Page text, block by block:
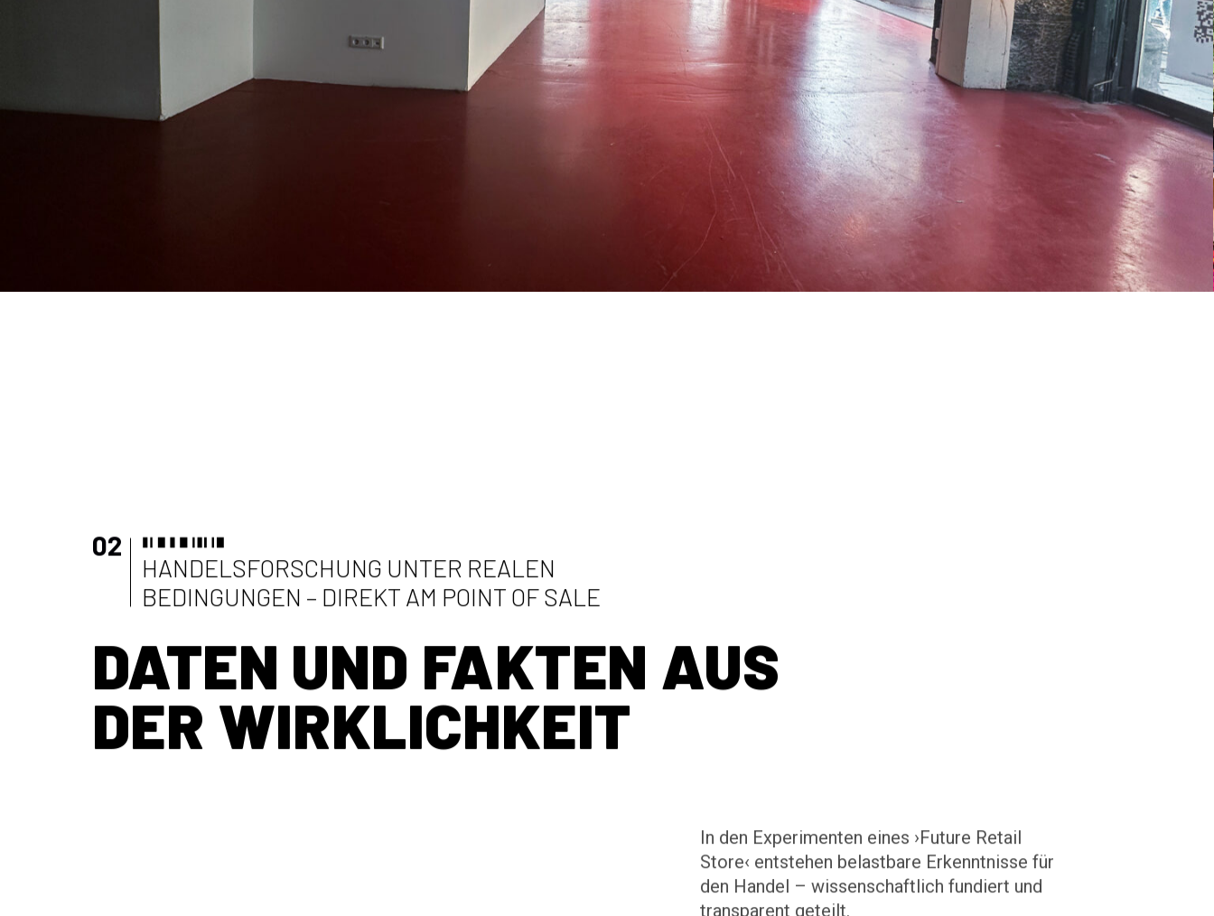
02
HANDELSFORSCHUNG UNTER REALEN
BEDINGUNGEN – DIREKT AM POINT OF SALE
DATEN UND FAKTEN AUS
DER WIRKLICHKEIT
In den Experimenten eines ›Future Retail
Store‹ entstehen belastbare Erkenntnisse für
den Handel – wissenschaftlich fundiert und